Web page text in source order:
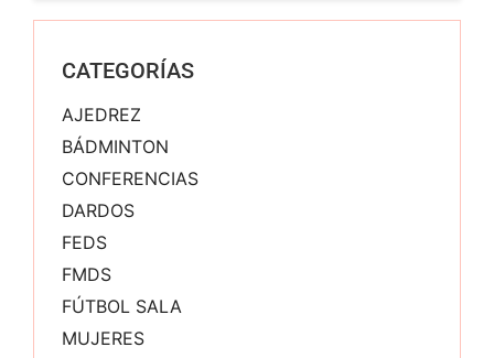
CATEGORÍAS
AJEDREZ
BÁDMINTON
CONFERENCIAS
DARDOS
FEDS
FMDS
FÚTBOL SALA
MUJERES